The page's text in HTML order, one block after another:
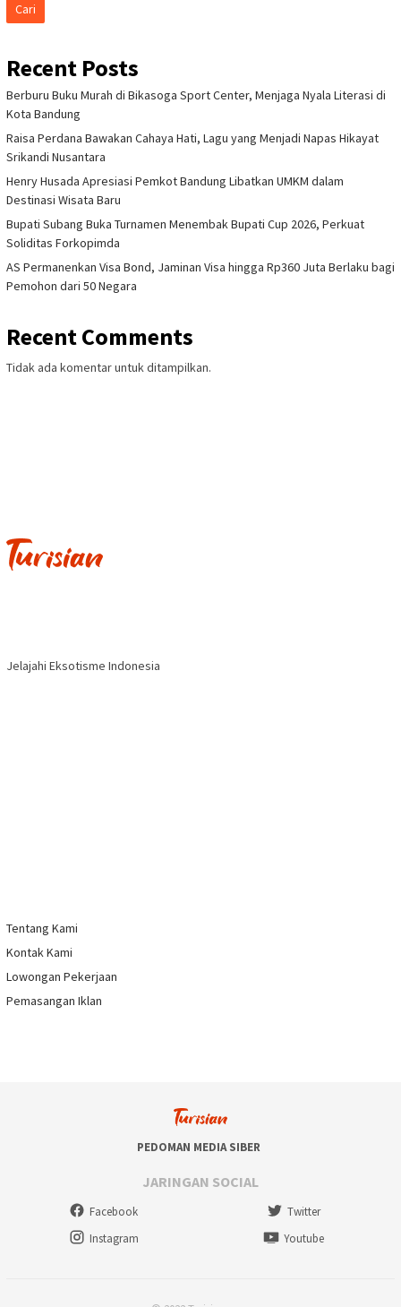
Cari
Recent Posts
Berburu Buku Murah di Bikasoga Sport Center, Menjaga Nyala Literasi di
Kota Bandung
Raisa Perdana Bawakan Cahaya Hati, Lagu yang Menjadi Napas Hikayat
Srikandi Nusantara
Henry Husada Apresiasi Pemkot Bandung Libatkan UMKM dalam
Destinasi Wisata Baru
Bupati Subang Buka Turnamen Menembak Bupati Cup 2026, Perkuat
Soliditas Forkopimda
AS Permanenkan Visa Bond, Jaminan Visa hingga Rp360 Juta Berlaku bagi
Pemohon dari 50 Negara
Recent Comments
Tidak ada komentar untuk ditampilkan.
Jelajahi Eksotisme Indonesia
Tentang Kami
Kontak Kami
Lowongan Pekerjaan
Pemasangan Iklan
PEDOMAN MEDIA SIBER
JARINGAN SOCIAL
Facebook
Twitter
Instagram
Youtube